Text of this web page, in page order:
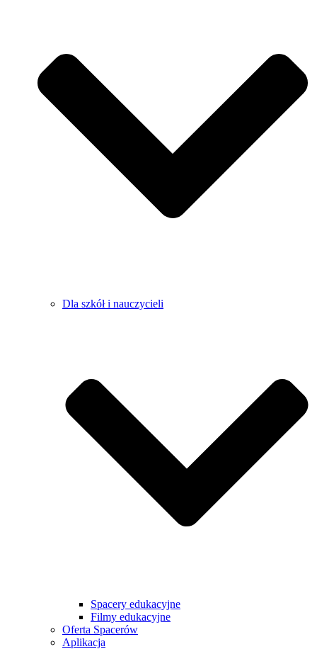
Dla szkół i nauczycieli
Spacery edukacyjne
Filmy edukacyjne
Oferta Spacerów
Aplikacja